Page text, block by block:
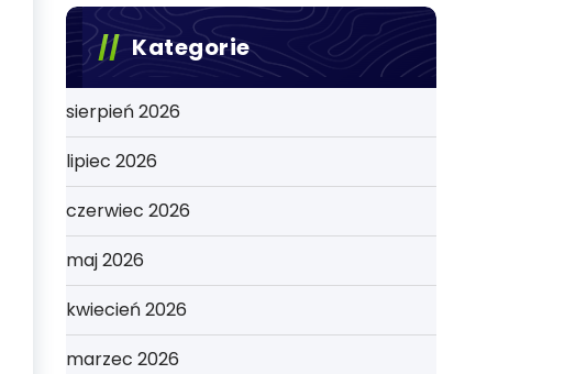
Kategorie
sierpień 2026
lipiec 2026
czerwiec 2026
maj 2026
kwiecień 2026
marzec 2026